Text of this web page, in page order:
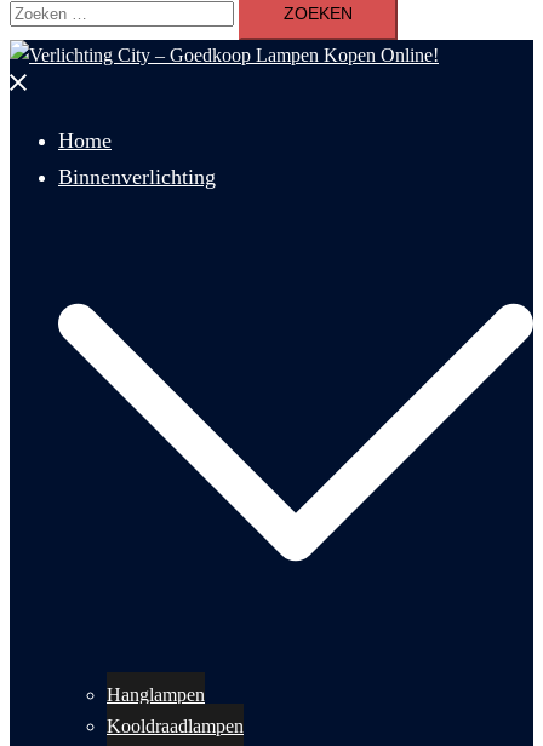
naar:
Menu
Home
Binnenverlichting
Hanglampen
Kooldraadlampen